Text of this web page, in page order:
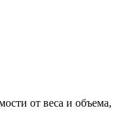
от веса и объема,